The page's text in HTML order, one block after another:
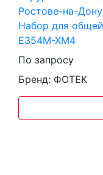
Набор для
Е354М-ХМ4
По запросу
Бренд: ФОТЕК